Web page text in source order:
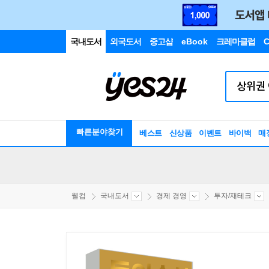
국내도서 외국도서 중고샵 eBook 크레마클럽
빠른분야찾기 베스트 신상품 이벤트 바이백 매
웰컴 국내도서 경제 경영 투자/재테크